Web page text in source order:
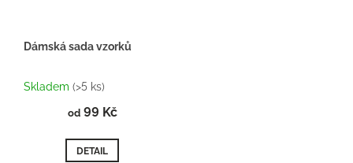
Dámská sada vzorků
hodnocení
je
z
5
Skladem (>5 ks)
od99 Kč
DETAIL